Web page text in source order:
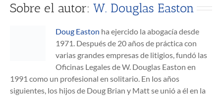
Sobre el autor: W. Douglas Easton
Doug Easton ha ejercido la abogacía desde
1971. Después de 20 años de práctica con
varias grandes empresas de litigios, fundó las
Oficinas Legales de W. Douglas Easton en
1991 como un profesional en solitario. En los años
siguientes, los hijos de Doug Brian y Matt se unió a él en la